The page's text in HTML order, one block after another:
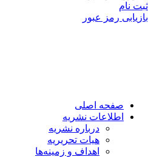
نام
رمز عبور
صفحه اصلی
اطلاعات نشریه
درباره نشریه
هیات تحریریه
اهداف و زمینه‌ها